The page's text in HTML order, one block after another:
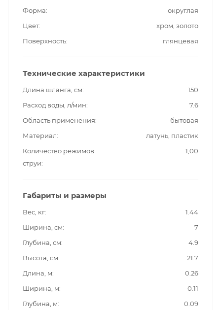
Форма
округлая
Цвет
хром, золото
Поверхность
глянцевая
Технические характеристики
Длина шланга, см
150
Расход воды, л/мин
7.6
Область применения
бытовая
Материал
латунь, пластик
Количество режимов
струи
1,00
Габариты и размеры
Вес, кг
1.44
Ширина, см
7
Глубина, см
4.9
Высота, см
21.7
Длина, м
0.26
Ширина, м
0.11
Глубина, м
0.09